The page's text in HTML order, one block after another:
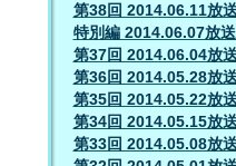
第38回 2014.06.11放
特別編 2014.06.07放
第37回 2014.06.04放
第36回 2014.05.28放
第35回 2014.05.22放
第34回 2014.05.15放
第33回 2014.05.08放